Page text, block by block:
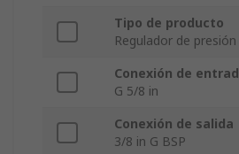
Tipo de producto
Regulador de presión
Conexión de
G 5/8 in
Conexión de salida
3/8 in G BSP